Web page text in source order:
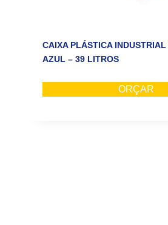
CAIXA PLÁSTICA
AZUL – 39 LITROS
ORÇAR